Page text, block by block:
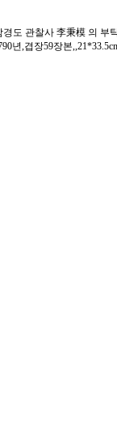
도 관찰사 李秉模 의 부
년,겹장59장본